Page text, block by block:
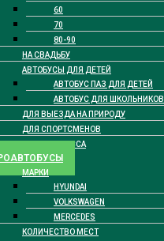
60
70
80-90
НА СВАДЬБУ
АВТОБУСЫ ДЛЯ ДЕТЕЙ
АВТОБУС ПАЗ ДЛЯ ДЕТЕЙ
АВТОБУС ДЛЯ ШКОЛЬНИКОВ
ДЛЯ ВЫЕЗДА НА ПРИРОДУ
ДЛЯ СПОРТСМЕНОВ
БИЗНЕС КЛАССА
МАРКИ
HYUNDAI
VOLKSWAGEN
MERCEDES
КОЛИЧЕСТВО МЕСТ